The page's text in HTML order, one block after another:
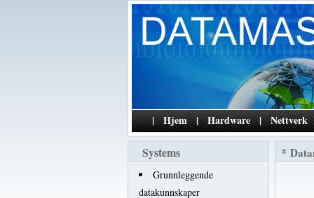
| Hjem | Hardware | Nettverk
Systems
Grunnleggende
datakunnskaper
*